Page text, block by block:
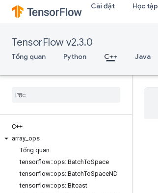
Cài đặt Học tập
TensorFlow v2.3.0
Tổng quan Python C++ Java
C++
array ops
Tổng quan
tensorflow::ops::BatchToSpace
tensorflow::ops::BatchToSpaceND
tensorflow::ops::Bitcast